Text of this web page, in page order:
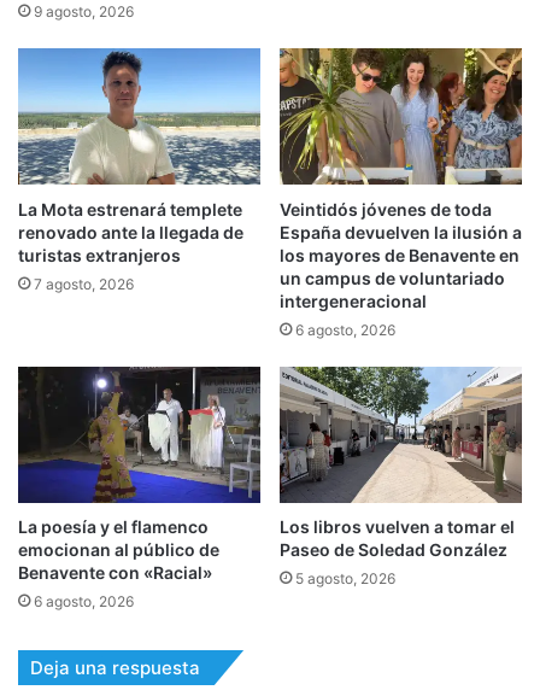
9 agosto, 2026
La Mota estrenará templete
renovado ante la llegada de
turistas extranjeros
7 agosto, 2026
Veintidós jóvenes de toda
España devuelven la ilusión a
los mayores de Benavente en
un campus de voluntariado
intergeneracional
6 agosto, 2026
La poesía y el flamenco
emocionan al público de
Benavente con «Racial»
6 agosto, 2026
Los libros vuelven a tomar el
Paseo de Soledad González
5 agosto, 2026
Deja una respuesta